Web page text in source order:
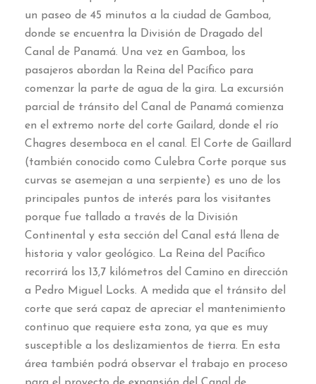
un paseo de 45 minutos a la ciudad de Gamboa,
donde se encuentra la División de Dragado del
Canal de Panamá. Una vez en Gamboa, los
pasajeros abordan la Reina del Pacífico para
comenzar la parte de agua de la gira. La excursión
parcial de tránsito del Canal de Panamá comienza
en el extremo norte del corte Gailard, donde el río
Chagres desemboca en el canal . El Corte de Gaillard
(también conocido como Culebra Corte porque sus
curvas se asemejan a una serpiente) es uno de los
principales puntos de interés para los visitantes
porque fue tallado a través de la División
Continental y esta sección del Canal está llena de
historia y valor geológico. La Reina del Pacífico
recorrirá los 13,7 kilómetros del Camino en dirección
a Pedro Miguel Locks. A medida que el tránsito del
corte que será capaz de apreciar el mantenimiento
continuo que requiere esta zona, ya que es muy
susceptible a los deslizamientos de tierra. En esta
área también podrá observar el trabajo en proceso